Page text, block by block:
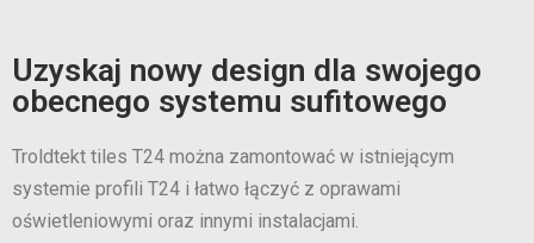
Uzyskaj nowy design dla swojego
obecnego systemu sufitowego
Troldtekt tiles T24 można zamontować w istniejącym
systemie profili T24 i łatwo łączyć z oprawami
oświetleniowymi oraz innymi instalacjami.